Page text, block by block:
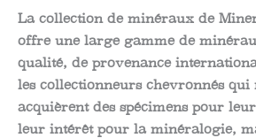
La collection de minéraux de
offre une large gamme de
qualité, de provenance
les collectionneurs chevronnés qui
acquièrent des spécimens pour
leur intérêt pour la minéralogie,